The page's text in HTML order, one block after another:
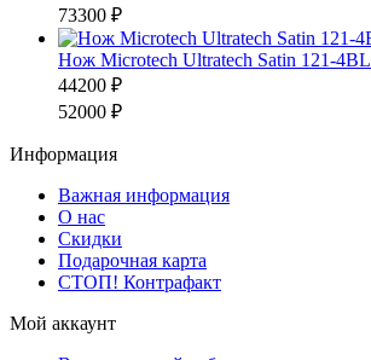
73300 ₽
Нож Microtech Ultratech Satin 121-4BL
44200 ₽
52000 ₽
Информация
Важная информация
О нас
Скидки
Подарочная карта
СТОП! Контрафакт
Мой аккаунт